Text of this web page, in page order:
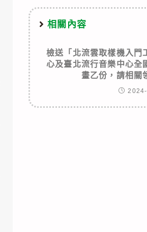
相關內容
檢送「北流雲取樣機入門
心及臺北流行音樂中心全
畫乙份，請相關